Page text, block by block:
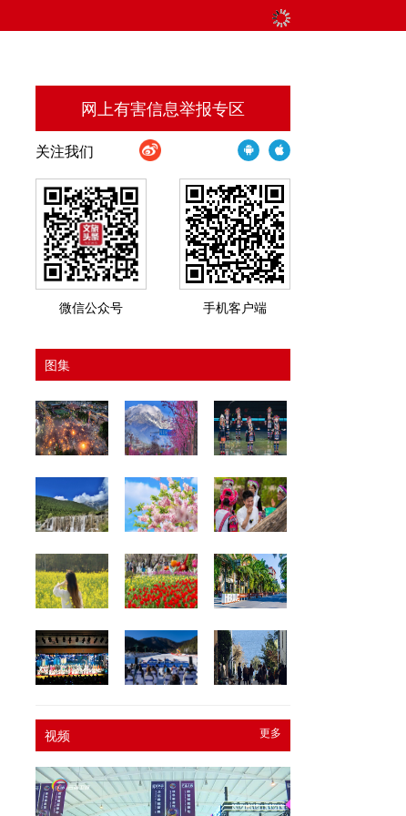
网上有害信息举报专区
关注我们
微信公众号 手机客户端
图集
更多
视频